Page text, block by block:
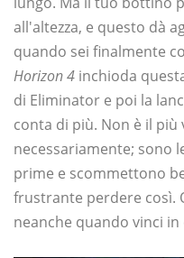
all'altezza, e questo dà
quando sei finalmente
Horizon 4 inchioda
di Eliminator e poi la
conta di più. Non è il più
necessariamente; sono
prime e scommettono
frustrante perdere così.
neanche quando vinci